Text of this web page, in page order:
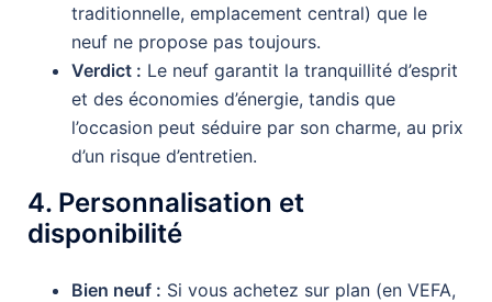
traditionnelle, emplacement central) que le
neuf ne propose pas toujours.
Verdict : Le neuf garantit la tranquillité d’esprit
et des économies d’énergie, tandis que
l’occasion peut séduire par son charme, au prix
d’un risque d’entretien.
4. Personnalisation et
disponibilité
Bien neuf : Si vous achetez sur plan (en VEFA,